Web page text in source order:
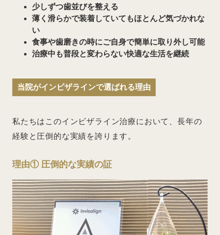
少しずつ歯並びを整える
薄く滑らかで装着していてもほとんど気づかれな
い
食事や歯磨きの時にご自身で簡単に取り外し可能
治療中も普段と変わらない快適な生活を継続
当院がインビザラインで選ばれる理由
私たちはこのインビザライン治療において、長年の
経験と圧倒的な実績を誇ります。
理由① 圧倒的な実績の証